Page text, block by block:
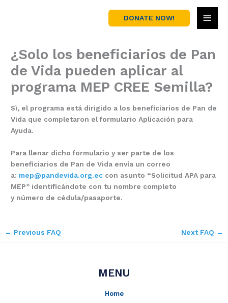
DONATE NOW!
¿Solo los beneficiarios de Pan
de Vida pueden aplicar al
programa MEP CREE Semilla?
Sì, el programa está dirigido a los beneficiarios de Pan de
Vida que completaron el formulario Aplicación para
Ayuda.
Para llenar dicho formulario y ser parte de los
beneficiarios de Pan de Vida envía un correo
a: mep@pandevida.org.ec con asunto “Solicitud APA para
MEP” identificándote con tu nombre completo
y número de cédula/pasaporte.
← Previous FAQ Next FAQ →
MENU
Home